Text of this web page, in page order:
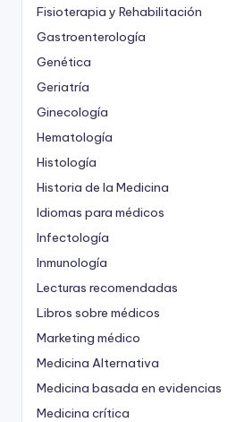
Fisioterapia y Rehabilitación
Gastroenterología
Genética
Geriatría
Ginecología
Hematología
Histología
Historia de la Medicina
Idiomas para médicos
Infectología
Inmunología
Lecturas recomendadas
Libros sobre médicos
Marketing médico
Medicina Alternativa
Medicina basada en evidencias
Medicina crítica